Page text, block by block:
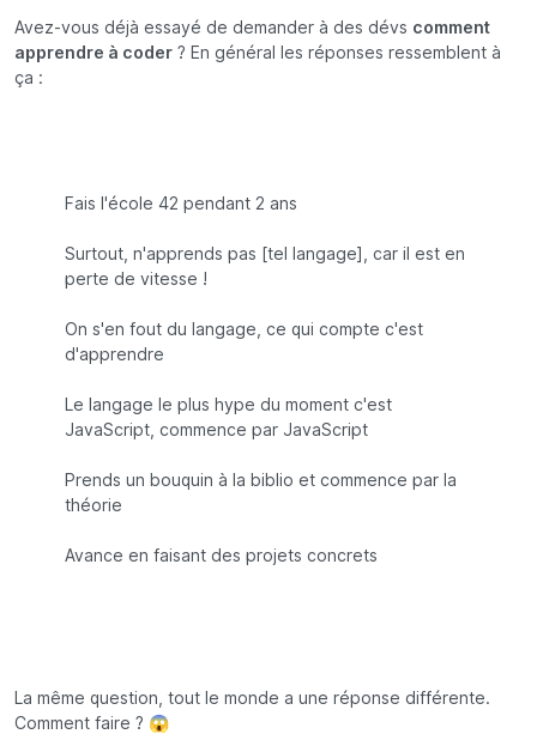
Avez-vous déjà essayé de demander à des dévs comment
apprendre à coder ? En général les réponses ressemblent à
ça :
Fais l'école 42 pendant 2 ans
Surtout, n'apprends pas [tel langage], car il est en
perte de vitesse !
On s'en fout du langage, ce qui compte c'est
d'apprendre
Le langage le plus hype du moment c'est
JavaScript, commence par JavaScript
Prends un bouquin à la biblio et commence par la
théorie
Avance en faisant des projets concrets
La même question, tout le monde a une réponse différente.
Comment faire ? 😱